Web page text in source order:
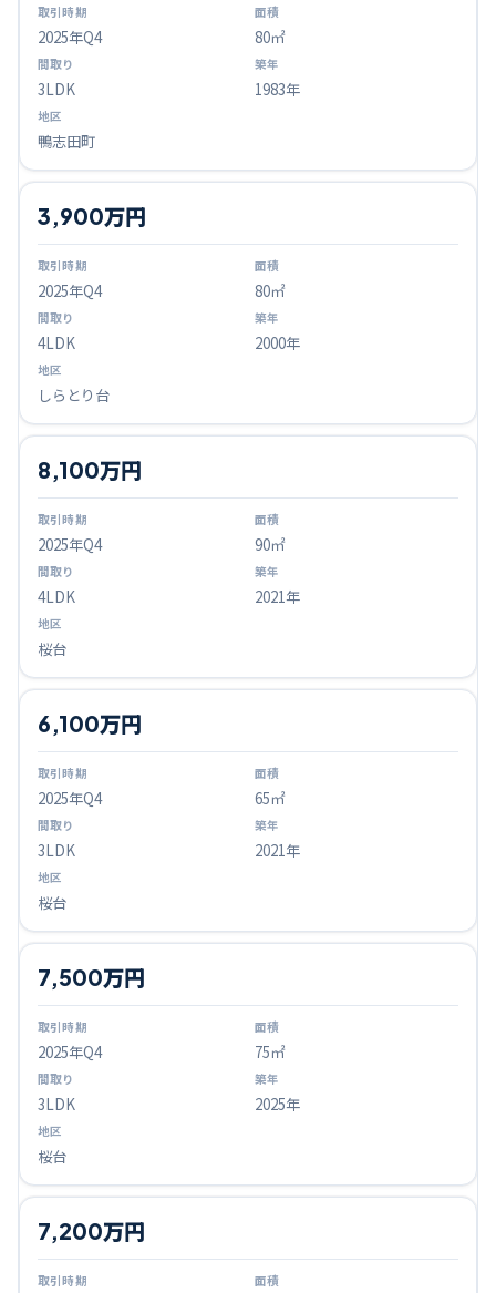
2025年Q4 80㎡
3LDK 1983年
鴨志田町
2025年Q4
3,900万円
80㎡
4LDK 2000年
しらとり台
2025年Q4
8,100万円
90㎡
4LDK 2021年
桜台
2025年Q4
6,100万円
65㎡
3LDK 2021年
桜台
2025年Q4
7,500万円
75㎡
3LDK 2025年
桜台
7,200万円